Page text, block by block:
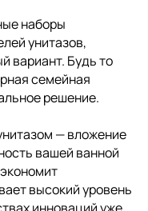
наборы
унитазов,
вариант. Будь то
семейная
решение.
— вложение
вашей ванной
высокий уровень